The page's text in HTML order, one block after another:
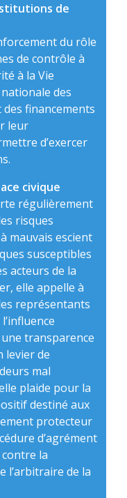
de
du rôle
de contrôle à
à la Vie
des
financements
leur
d’exercer
civique
régulièrement
risques
mauvais escient
susceptibles
acteurs de la
elle appelle à
représentants
transparence
levier de
mal
plaide pour la
destiné aux
protecteur
d’agrément
la
l’arbitraire de la